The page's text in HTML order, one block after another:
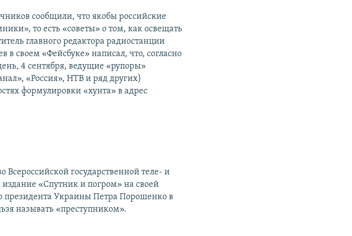
сообщили, что якобы российские
то есть «советы» о том, как освещать
главного редактора радиостанции
своем «Фейсбуке» написал, что, согласно
4 сентября, ведущие «рупоры»
«Россия», НТВ и ряд других)
формулировки «хунта» в адрес
Всероссийской государственной теле- и
«Спутник и погром» на своей
президента Украины Петра Порошенко в
называть «преступником».